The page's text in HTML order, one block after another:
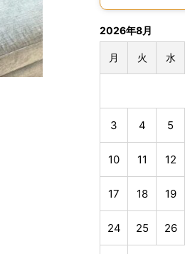
2026年8月
月 火 水
3 4 5
10 11 12
17 18 19
24 25 26